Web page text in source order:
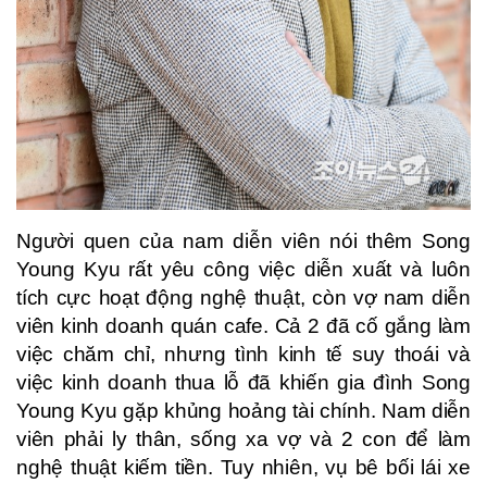
Người quen của nam diễn viên nói thêm Song
Young Kyu rất yêu công việc diễn xuất và luôn
tích cực hoạt động nghệ thuật, còn vợ nam diễn
viên kinh doanh quán cafe. Cả 2 đã cố gắng làm
việc chăm chỉ, nhưng tình kinh tế suy thoái và
việc kinh doanh thua lỗ đã khiến gia đình Song
Young Kyu gặp khủng hoảng tài chính. Nam diễn
viên phải ly thân, sống xa vợ và 2 con để làm
nghệ thuật kiếm tiền. Tuy nhiên, vụ bê bối lái xe